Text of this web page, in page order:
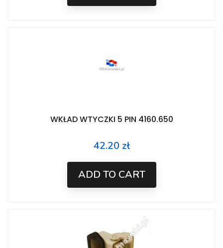
WKŁAD WTYCZKI 5 PIN 4160.650
Price
42.20 zł
ADD TO CART